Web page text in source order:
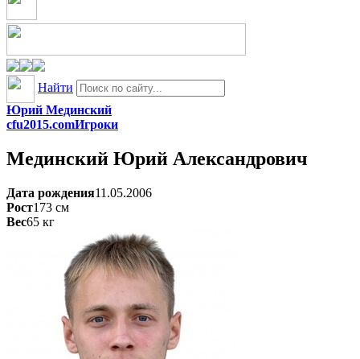
Найти
Юрий Мединский
cfu2015.comИгроки
Мединский Юрий Александрович
Дата рождения11.05.2006
Рост173 см
Вес65 кг